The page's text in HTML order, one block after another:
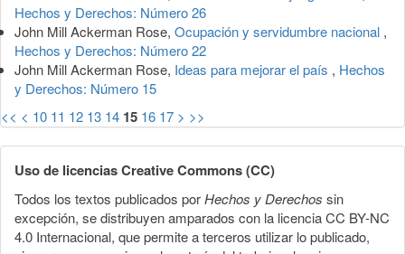
Hechos y Derechos: Número 26
John Mill Ackerman Rose, Ocupación y servidumbre nacional ,
Hechos y Derechos: Número 22
John Mill Ackerman Rose, Ideas para mejorar el país , Hechos
y Derechos: Número 15
<< < 10 11 12 13 14 15 16 17 > >>
Uso de licencias Creative Commons (CC)
Todos los textos publicados porHechos y Derechos sin
excepción, se distribuyen amparados con la licencia CC BY-NC
4.0 Internacional, que permite a terceros utilizar lo publicado,